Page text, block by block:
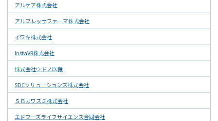
アルケア株式会社
アルフレッサファーマ株式会社
イワキ株式会社
InstaVR株式会社
株式会社ウドノ医機
SDCソリューションズ株式会社
ＳＢカワスミ株式会社
エドワーズライフサイエンス合同会社